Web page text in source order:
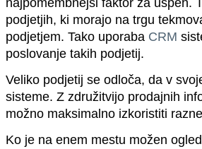
najpomembnejši faktor za uspeh.
podjetjih, ki morajo na trgu
podjetjem. Tako uporaba CRM
poslovanje takih podjetij.
Veliko podjetij se odloča, da v
sisteme. Z združitvijo prodajnih
možno maksimalno izkoristiti
Ko je na enem mestu možen